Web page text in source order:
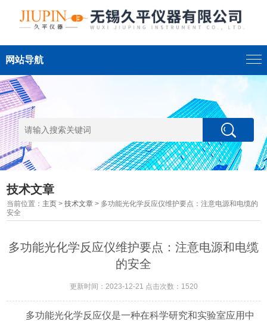
网站导航
技术文章
当前位置： 主页 >技术文章 > 多功能光化学反应仪维护要点：注意电源和电缆的
安全
多功能光化学反应仪维护要点：注意电源和电缆
的安全
更新时间：2023-12-21 点击次数：1520
多功能光化学反应仪是一种在科学研究和实验室应用中